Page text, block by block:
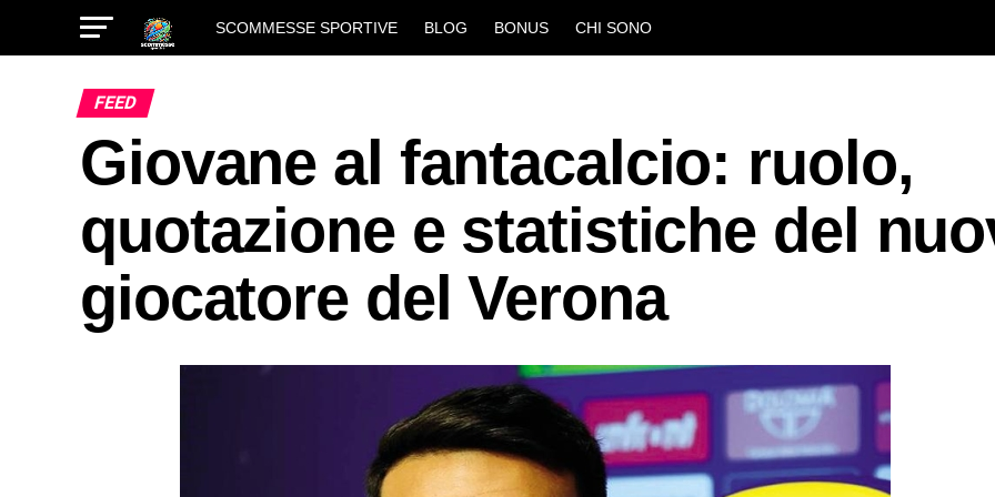
SCOMMESSE SPORTIVE BLOG BONUS CHI SONO
FEED
Giovane al fantacalcio: ruolo,
quotazione e statistiche del
giocatore del Verona